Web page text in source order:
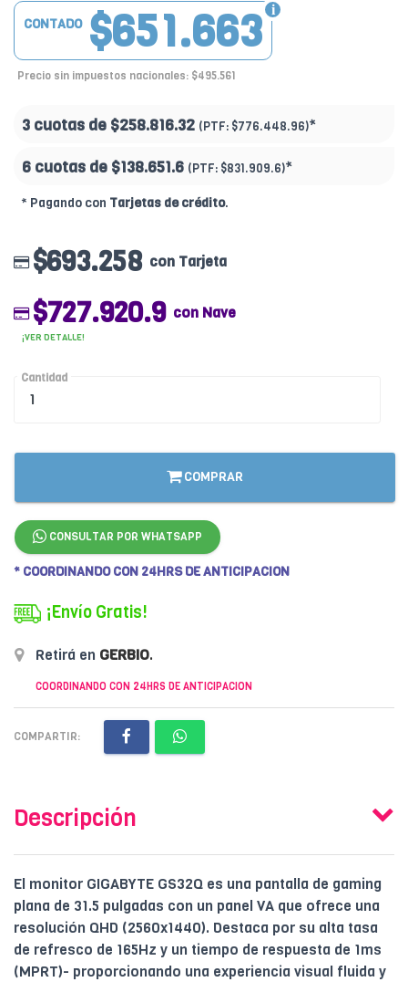
$651.663
CONTADO
Precio sin impuestos nacionales: $495.561
3 cuotas de $258.816.32 (PTF: $776.448.96)*
6 cuotas de $138.651.6 (PTF: $831.909.6)*
* Pagando con Tarjetas de crédito.
$693.258 con Tarjeta
$727.920.9 con Nave
¡VER DETALLE!
Cantidad
COMPRAR
CONSULTAR POR WHATSAPP
* COORDINANDO CON 24HRS DE ANTICIPACION
¡Envío Gratis!
Retirá en GERBIO.
COORDINANDO CON 24HRS DE ANTICIPACION
COMPARTIR:
Descripción
El monitor GIGABYTE GS32Q es una pantalla de gaming
plana de 31.5 pulgadas con un panel VA que ofrece una
resolución QHD (2560x1440). Destaca por su alta tasa
de refresco de 165Hz y un tiempo de respuesta de 1ms
(MPRT)- proporcionando una experiencia visual fluida y